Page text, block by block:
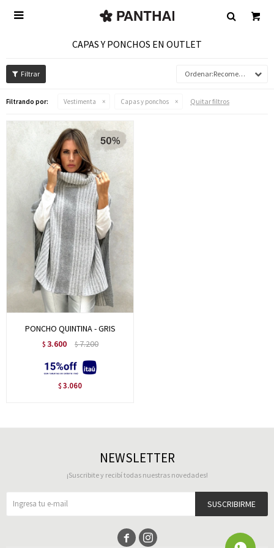

CAPAS Y PONCHOS EN OUTLET
Recomendados
Filtrando por: Vestimenta Capas y ponchos Quitar filtros
PONCHO QUINTINA - GRIS
$ 3.600 $7.200
$ 3.060
NEWSLETTER
¡Suscribite y recibí todas nuestras novedades!
SUSCRIBIRME
 